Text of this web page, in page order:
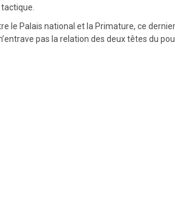
Palais national et la Primature, ce
pas la relation des deux têtes du